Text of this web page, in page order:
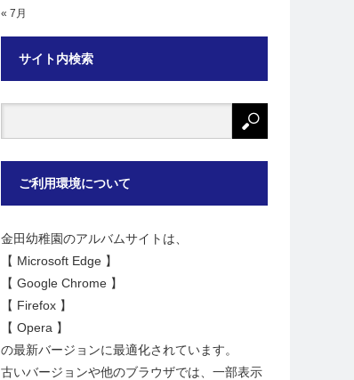
« 7月
サイト内検索
ご利用環境について
金田幼稚園のアルバムサイトは、
【 Microsoft Edge 】
【 Google Chrome 】
【 Firefox 】
【 Opera 】
の最新バージョンに最適化されています。
古いバージョンや他のブラウザでは、一部表示